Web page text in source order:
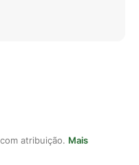
atribuição. Mais